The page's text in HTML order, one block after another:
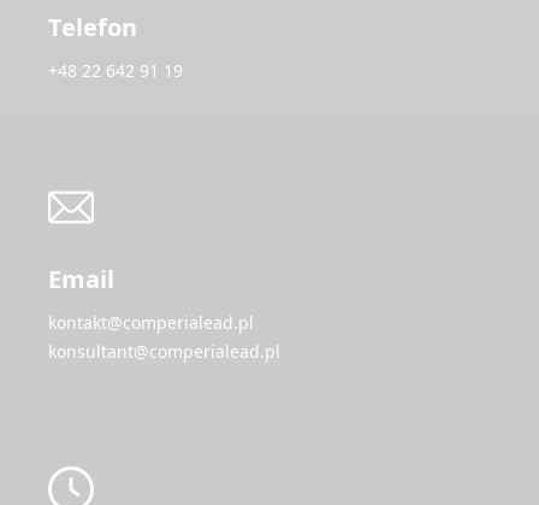
Telefon
+48 22 642 91 19
Email
kontakt@comperialead.pl
konsultant@comperialead.pl